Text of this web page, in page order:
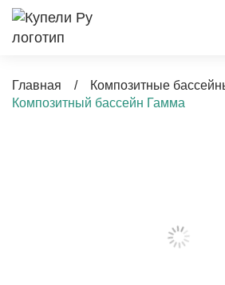
Главная / Композитные
Композитный бассейн Гамма